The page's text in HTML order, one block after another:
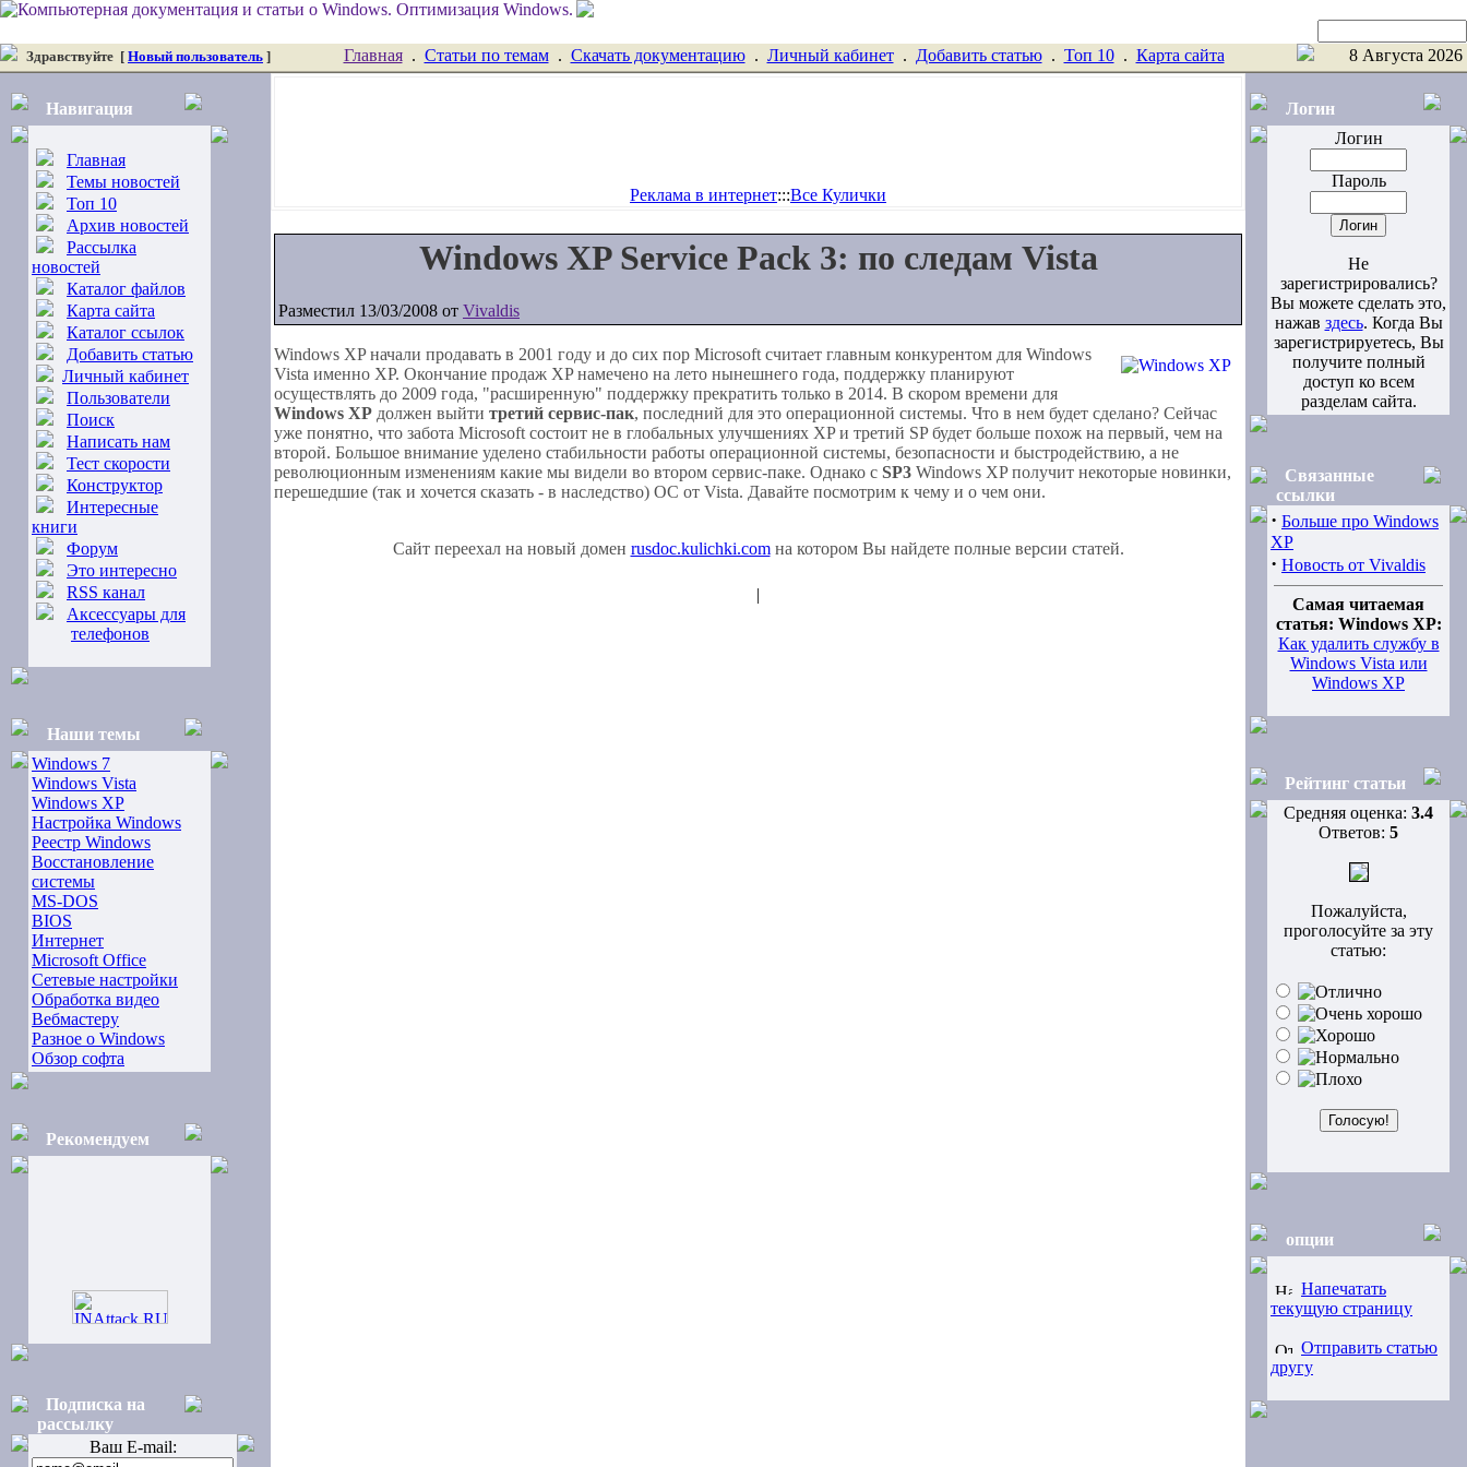
Здравствуйте [ Новый пользователь ] Главная. Статьи по темам. Скачать документацию. Личный кабинет. Добавить статью. Toп 10. Карта сайта 8 Августа 2026
Навигация
Главная
Темы новостей
Топ 10
Архив новостей
Рассылка
новостей
Каталог файлов
Карта сайта
Каталог ссылок
Добавить статью
Личный кабинет
Пользователи
Поиск
Написать нам
Тест скорости
Конструктор
Интересные
книги
Форум
Это интересно
RSS канал
Аксессуары для
телефонов
Наши темы
Windows 7
Windows Vista
Windows XP
Настройка Windows
Реестр Windows
Восстановление
системы
MS-DOS
BIOS
Интернет
Microsoft Office
Сетевые настройки
Обработка видео
Вебмастеру
Разное о Windows
Обзор софта
Рекомендуем
Подписка на
рассылку
Ваш E-mail:
Реклама в интернет:::Все Кулички
Windows XP Service Pack 3: по следам Vista
Разместил 13/03/2008 от Vivaldis
Windows XP начали продавать в 2001 году и до сих пор Microsoft считает главным конкурентом для Windows
Vista именно XP. Окончание продаж XP намечено на лето нынешнего года, поддержку планируют
осуществлять до 2009 года, "расширенную" поддержку прекратить только в 2014. В скором времени для
Windows XP должен выйти третий сервис-пак, последний для это операционной системы. Что в нем будет сделано? Сейчас
уже понятно, что забота Microsoft состоит не в глобальных улучшениях XP и третий SP будет больше похож на первый, чем на
второй. Большое внимание уделено стабильности работы операционной системы, безопасности и быстродействию, а не
революционным изменениям какие мы видели во втором сервис-паке. Однако с SP3 Windows XP получит некоторые новинки,
перешедшие (так и хочется сказать - в наследство) ОС от Vista. Давайте посмотрим к чему и о чем они.
Сайт переехал на новый домен rusdoc.kulichki.comна котором Вы найдете полные версии статей.
|
Логин
Логин
Пароль
Не
зарегистрировались?
Вы можете сделать это,
нажав здесь. Когда Вы
зарегистрируетесь, Вы
получите полный
доступ ко всем
разделам сайта.
Связанные
ссылки
· Больше про Windows
XP
· Новость от Vivaldis
Самая читаемая
статья: Windows XP:
Как удалить службу в
Windows Vista или
Windows XP
Рейтинг статьи
Средняя оценка: 3.4
Ответов: 5
Пожалуйста,
проголосуйте за эту
статью:
опции
Напечатать
текущую страницу
Отправить статью
другу